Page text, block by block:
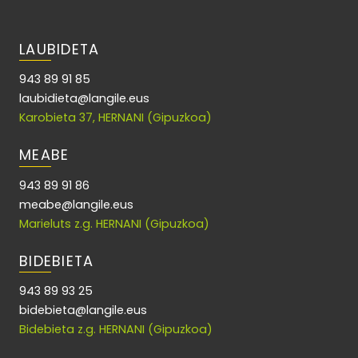
LAUBIDETA
943 89 91 85
laubidieta@langile.eus
Karobieta 37, HERNANI (Gipuzkoa)
MEABE
943 89 91 86
meabe@langile.eus
Marieluts z.g. HERNANI (Gipuzkoa)
BIDEBIETA
943 89 93 25
bidebieta@langile.eus
Bidebieta z.g. HERNANI (Gipuzkoa)